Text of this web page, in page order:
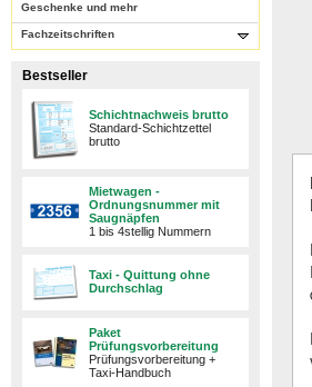
Geschenke und mehr
Fachzeitschriften
Bestseller
Schichtnachweis brutto
Standard-Schichtzettel
brutto
Mietwagen -
Ordnungsnummer mit
Saugnäpfen
1 bis 4stellig Nummern
Taxi - Quittung ohne
Durchschlag
Paket
Prüfungsvorbereitung
Prüfungsvorbereitung +
Taxi-Handbuch